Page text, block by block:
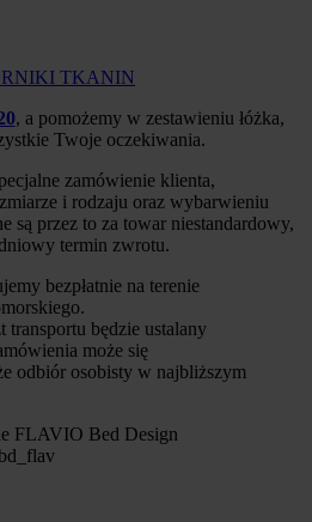
TKANIN
, a pomożemy w zestawieniu łóżka,
Twoje oczekiwania.
zamówienie klienta,
i rodzaju oraz wybarwieniu
są przez to za towar niestandardowy,
termin zwrotu.
bezpłatnie na terenie
będzie ustalany
może się
odbiór osobisty w najbliższym
FLAVIO Bed Design